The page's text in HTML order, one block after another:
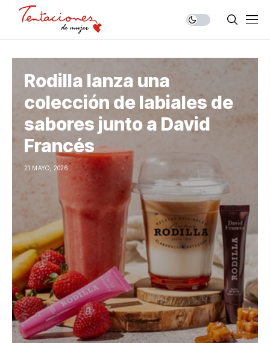
Rodilla lanza una
colección de labiales de
sabores junto a David
Francés
21 MAYO, 2026